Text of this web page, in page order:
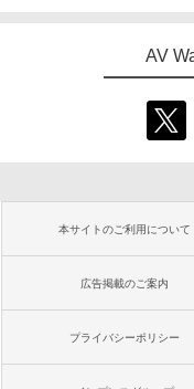
AV
本サイトのご利用について
広告掲載のご案内
プライバシーポリシー